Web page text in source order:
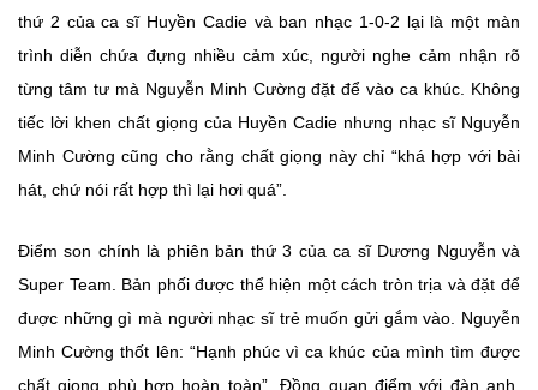
thứ 2 của ca sĩ Huyền Cadie và ban nhạc 1-0-2 lại là một màn
trình diễn chứa đựng nhiều cảm xúc, người nghe cảm nhận rõ
từng tâm tư mà Nguyễn Minh Cường đặt để vào ca khúc. Không
tiếc lời khen chất giọng của Huyền Cadie nhưng nhạc sĩ Nguyễn
Minh Cường cũng cho rằng chất giọng này chỉ “khá hợp với bài
hát, chứ nói rất hợp thì lại hơi quá”.
Điểm son chính là phiên bản thứ 3 của ca sĩ Dương Nguyễn và
Super Team. Bản phối được thể hiện một cách tròn trịa và đặt để
được những gì mà người nhạc sĩ trẻ muốn gửi gắm vào. Nguyễn
Minh Cường thốt lên: “Hạnh phúc vì ca khúc của mình tìm được
chất giọng phù hợp hoàn toàn”. Đồng quan điểm với đàn anh,